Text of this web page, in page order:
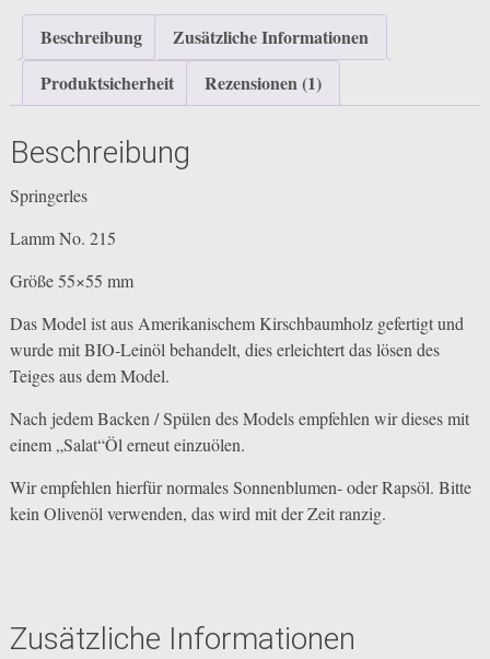
Beschreibung
Zusätzliche Informationen
Produktsicherheit
Rezensionen (1)
Beschreibung
Springerles
Lamm No. 215
Größe 55×55 mm
Das Model ist aus Amerikanischem Kirschbaumholz gefertigt und
wurde mit BIO-Leinöl behandelt, dies erleichtert das lösen des
Teiges aus dem Model.
Nach jedem Backen / Spülen des Models empfehlen wir dieses mit
einem „Salat“Öl erneut einzuölen.
Wir empfehlen hierfür normales Sonnenblumen- oder Rapsöl. Bitte
kein Olivenöl verwenden, das wird mit der Zeit ranzig.
Zusätzliche Informationen